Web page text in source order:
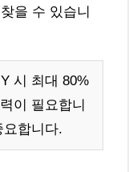
을 수 있습니
시 최대 80%
이 필요합니
합니다.